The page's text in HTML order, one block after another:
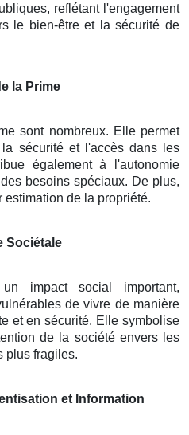
reflétant l'engagement
le bien-être et la sécurité de
la Prime
sont nombreux. Elle permet
sécurité et l'accès dans les
également à l'autonomie
besoins spéciaux. De plus,
de la propriété.
Sociétale
impact social important,
de vivre de manière
et en sécurité. Elle symbolise
de la société envers les
plus fragiles.
et Information